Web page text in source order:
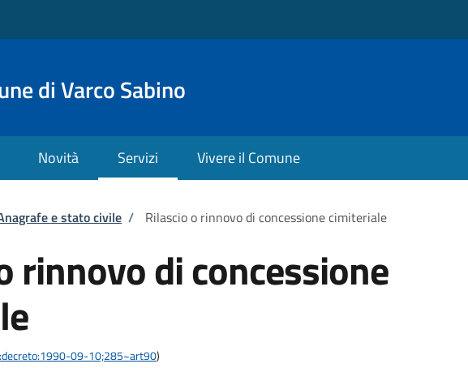
di Varco Sabino
Novità Servizi Vivere il Comune
pane
e stato civile / Rilascio o rinnovo di concessione cimiteriale
rinnovo di concessione
09-10;285~art90)